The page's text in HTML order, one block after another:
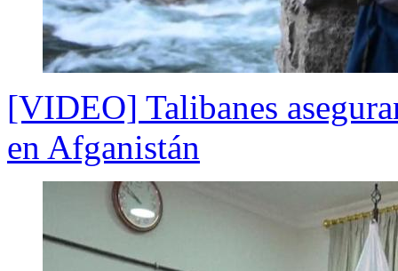
[VIDEO] Talibanes
en Afganistán